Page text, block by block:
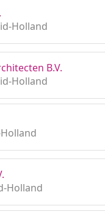
Holland
B.V.
Holland
Holland